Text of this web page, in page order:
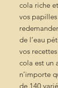
cola riche
vos
de l’eau
vos
cola est un
n’importe
de 140